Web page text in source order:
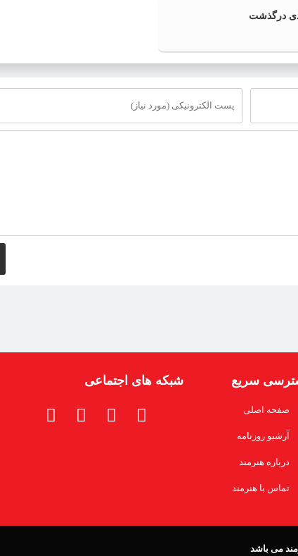
درگذشت
سریع
صفحه اصلی
آرشیو روزنامه
درباره هنرمند
تماس با هنرمند
شبکه های اجتماعی
می باشد